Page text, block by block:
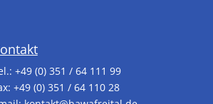
+49 (0) 351 / 64 111 99
+49 (0) 351 / 64 110 28